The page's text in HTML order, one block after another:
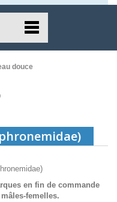
douce
en fin de commande
femelles.